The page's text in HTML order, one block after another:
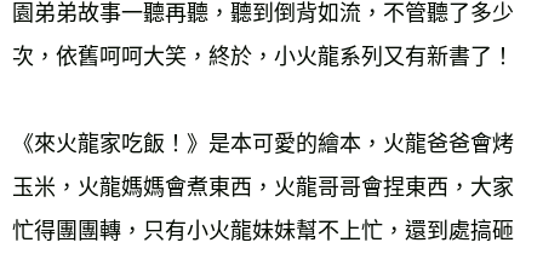
園弟弟故事一聽再聽，聽到倒背如流，不管聽了多少
次，依舊呵呵大笑，終於，小火龍系列又有新書了！
《來火龍家吃飯！》是本可愛的繪本，火龍爸爸會烤
玉米，火龍媽媽會煮東西，火龍哥哥會捏東西，大家
忙得團團轉，只有小火龍妹妹幫不上忙，還到處搞砸